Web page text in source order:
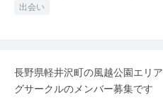
出会い
長野県軽井沢町の風越公園エリ
グサークルのメンバー募集です